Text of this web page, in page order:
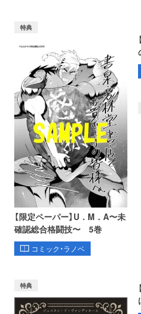
特典
【限定ペーパー】U．M．A〜未
確認総合格闘技〜 5巻
コミック・ラノベ
特典